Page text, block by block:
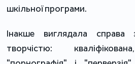
шкільної програми.
Інакше виглядала
творчістю: